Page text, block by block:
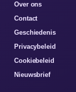
Over ons
Contact
Geschiedenis
Privacybeleid
Cookiebeleid
Nieuwsbrief